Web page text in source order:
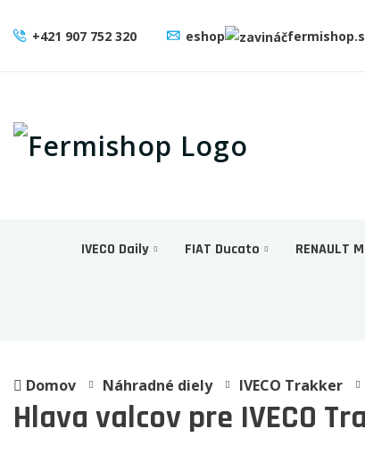
+421 907 752 320 eshop
IVECO Daily FIAT Ducato RENAULT
Domov Náhradné diely IVECO Trakker
Hlava valcov pre IVECO